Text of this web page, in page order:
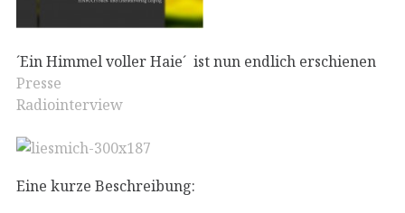
´Ein Himmel voller Haie´ ist nun endlich erschienen
Presse
Radiointerview
Eine kurze Beschreibung: